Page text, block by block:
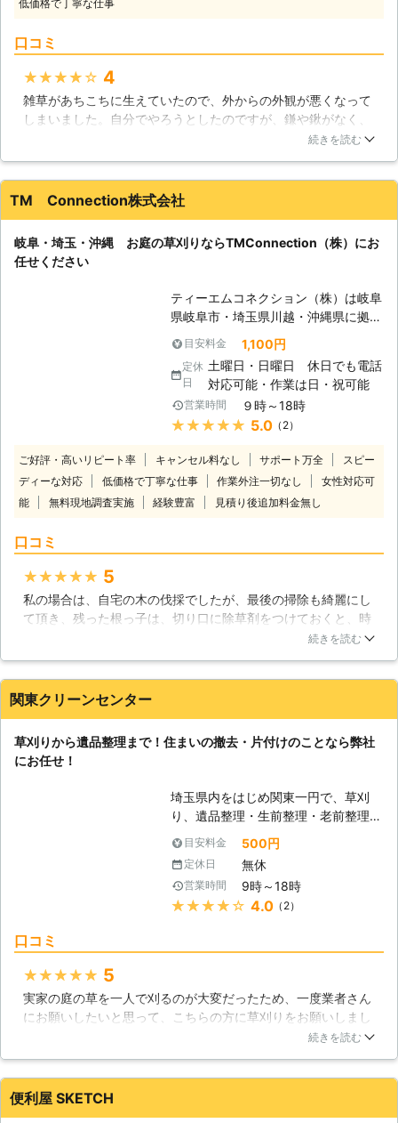
うのです。それが原因で、花や庭木が
病気になりやすく、最悪の場合枯れて
しまう事になるので、草刈りは便利屋
ケンちゃんにお任せください。 【草
刈りの時期】 草刈りにも時期という
ものがあります。お庭の天敵である雑
まうもので、これを適切な時期に刈り
取ることで、雑草からお庭を守ること
です。6月ごろは雨が多く振る時期
で、春に目覚めた雑草が蓄えた栄養を
使って一気に成長しようとするので、
それをバッサリ刈り取ります。次に9
月ごろに雑草の成長が弱まる時期に刈
り取る事で、雑草に大ダメージを与え
ることが出来ます。そして最後に11月
ごろに枯れた雑草を刈り取る事で、見
低価格で丁寧な仕事
口コミ
★★★★★ 4
雑草があちこちに生えていたので、外からの外観が悪くなって
しまいました。自分でやろうとしたのですが、鎌や鍬がなく、
ペースも遅いので徐々にやる気がなくなってきてしまいまし
美観が復帰したのですごく嬉しかったです。
埼玉県 さいたま市桜区 2016年12月31日
続きを読む
TM Connection株式会社
岐阜・埼玉・沖縄 お庭の草刈りならTMConnection（株）にお
任せください
ティーエムコネクション（株）は岐阜
県岐阜市・埼玉県川越・沖縄県に拠点
を構え、お庭の草刈り業務に対応して
おります。関東エリアは安心の女性ス
タッフにて対応いたします。 草刈り
は手間と時間の掛かる作業ですので
「自分では対応できない」という方も
いるかと思います。 そのようなとき
いるティーエムコネクションにお任せ
してみてはいかがでしょうか。 ●草
刈り作業はティーエムコネクション
自分でもできてしまう作業です。 し
重労働な作業で面倒くさいですよね。
夏の暑い時期や広範囲での草刈りとな
ると辛いものがあると思いますので、
ております。 草刈り後の雑草の後処
現地調査をしっかりとおこないお見積
りを提示いたします！ 草刈り業務は
現場の状況によって金額も変わってき
ますので、現場での事前調査をしっか
りとおこない、お見積りを提示させて
いただきます。（別途基本料金が掛か
ります。） 草刈りのことで何かあり
岐阜市・埼玉県・沖縄県を中心に地域
さい。 対応エリア内であれば、1時間
程度でお伺いします。最近大変予約が
混み合いリピーターも増えておりま
す。お早目の予約をお願いいたしま
す。
目安料金 1,100円
定休
日
土曜日・日曜日 休日でも電話
対応可能・作業は日・祝可能
営業時間 ９時～18時
★★★★★ 5.0（2）
ご好評・高いリピート率 キャンセル料なし サポート万全
スピー
ディーな対応
低価格で丁寧な仕事 作業外注一切なし
女性対応可
能
無料現地調査実施 経験豊富 見積り後追加料金無し
口コミ
★★★★★ 5
私の場合は、自宅の木の伐採でしたが、最後の掃除も綺麗にし
て頂き、残った根っ子は、切り口に除草剤をつけておくと、時
期枯れて根までなくなると、非常に詳しくわかりやすく説明し
岐阜県 加茂郡川辺町 2021年08月09日
続きを読む
関東クリーンセンター
草刈りから遺品整理まで！住まいの撤去・片付けのことなら弊社
にお任せ！
埼玉県内をはじめ関東一円で、草刈
り、遺品整理・生前整理・老前整理、
放置自転車の撤去、内装解体工事、急
な倒産・競売物件の撤去片付などを承
っております。 個人様から法人様ま
で、ご依頼頂いた対応可能業務を、丁
寧に責任を持って迅速に遂行いたしま
か？種無しで植物は生えませんので
一見無いように見えても、例えば風に
乗って種子が飛んできたり、鳥や昆虫
に付着して運ばれたり、土に含まれて
いた種が成長するなどして、雑草は生
いようにするのは非常に困難です。加
目安料金 500円
定休日 無休
営業時間 9時～18時
★★★★★ 4.0（2）
口コミ
★★★★★ 5
実家の庭の草を一人で刈るのが大変だったため、一度業者さん
にお願いしたいと思って、こちらの方に草刈りをお願いしまし
た。かなり広い敷地内の草刈りだったにも関わらず、作業は半
が気になっていましたが、まず最初に大体の費用を提示しても
らえたのでよかったです。費用も予想より安くなり、刈った草
続きを読む
便利屋 SKETCH